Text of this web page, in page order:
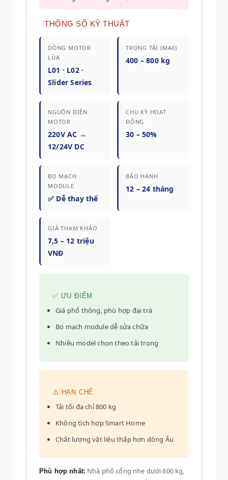
THÔNG SỐ KỸ THUẬT
DÒNG MOTOR
LÙA
L01 · L02 ·
Slider Series
TRỌNG TẢI (MAX)
400 – 800 kg
NGUỒN ĐIỆN
MOTOR
220V AC →
12/24V DC
CHU KỲ HOẠT
ĐỘNG
30 – 50%
BO MẠCH
MODULE
✅ Dễ thay thế
BẢO HÀNH
12 – 24 tháng
GIÁ THAM KHẢO
7,5 – 12 triệu
VNĐ
✅ ƯU ĐIỂM
Giá phổ thông, phù hợp đại trà
Bo mạch module dễ sửa chữa
Nhiều model chọn theo tải trọng
⚠️ HẠN CHẾ
Tải tối đa chỉ 800 kg
Không tích hợp Smart Home
Chất lượng vật liệu thấp hơn dòng Âu
Phù hợp nhất: Nhà phố cổng nhẹ dưới 600 kg,